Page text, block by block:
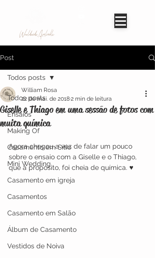
Worldwide Avaliable
Post
Todos posts
Ensaios
Making Of
Casamento em Sítio
Mini Wedding
Casamento em igreja
Casamentos
Casamento em Salão
Álbum de Casamento
Vestidos de Noiva
Todos posts
Giselle e Thiago em uma sessão de fotos com
muita química
William Rosa
22 de mai. de 20182 min de leitura
Agora chegou a vez de falar um pouco
sobre o ensaio com a Giselle e o Thiago,
que a propósito, foi cheia de química. ♥